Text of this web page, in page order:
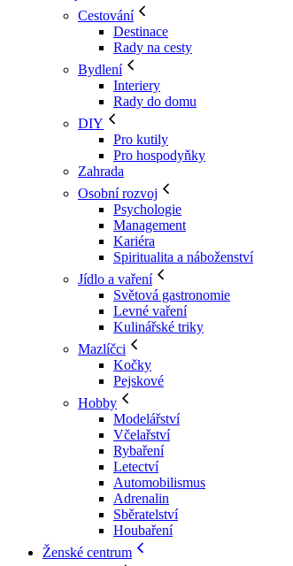
Cestování
Destinace
Rady na cesty
Bydlení
Interiery
Rady do domu
DIY
Pro kutily
Pro hospodyňky
Zahrada
Osobní rozvoj
Psychologie
Management
Kariéra
Spiritualita a náboženství
Jídlo a vaření
Světová gastronomie
Levné vaření
Kulinářské triky
Mazlíčci
Kočky
Pejskové
Hobby
Modelářství
Včelařství
Rybaření
Letectví
Automobilismus
Adrenalin
Sběratelství
Houbaření
Ženské centrum